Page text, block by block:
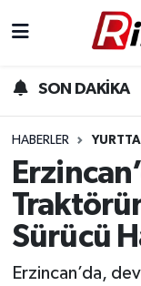
SON DAKİKA
HABERLER
Sürücü
Erzincan’da,
Gündem
Yurttan
Ekonomi
Rize Hava
Rize Trafik
Süper Lig
Tüm